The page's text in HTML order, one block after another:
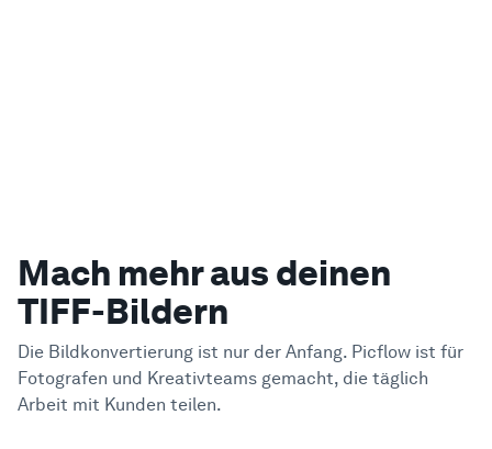
Mach mehr aus deinen
TIFF-Bildern
Die Bildkonvertierung ist nur der Anfang. Picflow ist für
Fotografen und Kreativteams gemacht, die täglich
Arbeit mit Kunden teilen.